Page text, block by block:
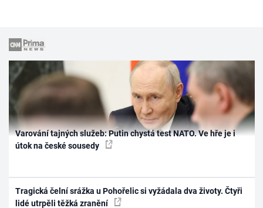
Varování tajných služeb: Putin chystá test NATO. Ve hře je i
útok na české sousedy
Tragická čelní srážka u Pohořelic si vyžádala dva životy. Čtyři
lidé utrpěli těžká zranění